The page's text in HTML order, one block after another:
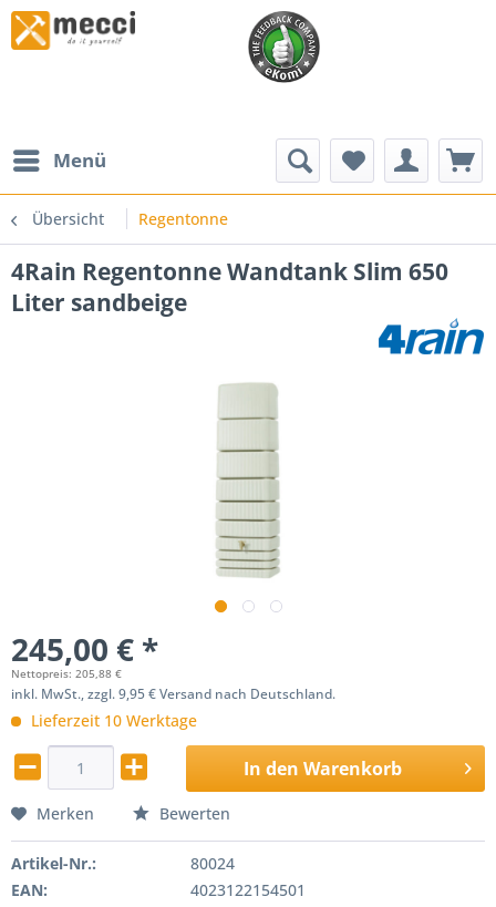
Menü
Übersicht Regentonne
4Rain Regentonne Wandtank Slim 650
Liter sandbeige
245,00 € *
Nettopreis: 205,88 €
inkl. MwSt., zzgl. 9,95 € Versand nach Deutschland.
Lieferzeit 10 Werktage
In den Warenkorb
Merken Bewerten
Artikel-Nr.:
80024
EAN:
4023122154501